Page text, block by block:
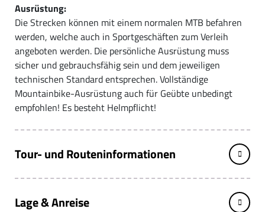
Ausrüstung:
Die Strecken können mit einem normalen MTB befahren
werden, welche auch in Sportgeschäften zum Verleih
angeboten werden. Die persönliche Ausrüstung muss
sicher und gebrauchsfähig sein und dem jeweiligen
technischen Standard entsprechen. Vollständige
Mountainbike-Ausrüstung auch für Geübte unbedingt
empfohlen! Es besteht Helmpflicht!
Tour- und Routeninformationen
Lage & Anreise